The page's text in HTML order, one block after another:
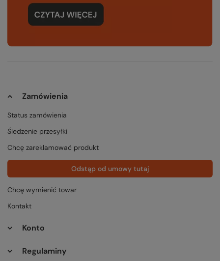
Zamówienia
Status zamówienia
Śledzenie przesyłki
Chcę zareklamować produkt
Odstąp od umowy tutaj
Chcę wymienić towar
Kontakt
Konto
Regulaminy